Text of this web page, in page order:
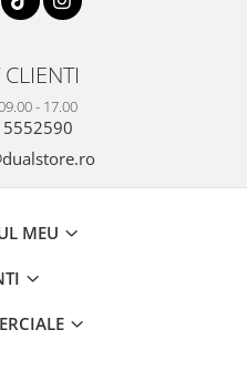
- 17.00
MEU